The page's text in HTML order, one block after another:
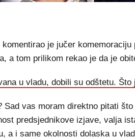
je jučer
a tom prilikom rekao je da je
u vladu, dobili su odštetu. Što
vas moram direktno pitati
predsjednikove izjave, valja
a i same okolnosti dolaska u